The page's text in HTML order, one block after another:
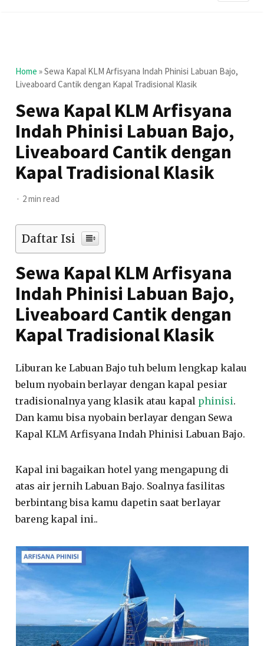
Home »Sewa Kapal KLM Arfisyana Indah Phinisi Labuan Bajo,
Liveaboard Cantik dengan Kapal Tradisional Klasik
Sewa Kapal KLM Arfisyana
Indah Phinisi Labuan Bajo,
Liveaboard Cantik dengan
Kapal Tradisional Klasik
2 min read
Daftar Isi
Sewa Kapal KLM Arfisyana
Indah Phinisi Labuan Bajo,
Liveaboard Cantik dengan
Kapal Tradisional Klasik
Liburan ke Labuan Bajo tuh belum lengkap kalau
belum nyobain berlayar dengan kapal pesiar
tradisionalnya yang klasik atau kapal phinisi.
Dan kamu bisa nyobain berlayar dengan Sewa
Kapal KLM Arfisyana Indah Phinisi Labuan Bajo.
Kapal ini bagaikan hotel yang mengapung di
atas air jernih Labuan Bajo. Soalnya fasilitas
berbintang bisa kamu dapetin saat berlayar
bareng kapal ini..